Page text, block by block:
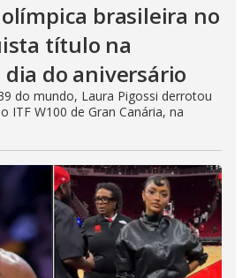
brasileira no
título na
dia do aniversário
do mundo, Laura Pigossi derrotou
ITF W100 de Gran Canária, na